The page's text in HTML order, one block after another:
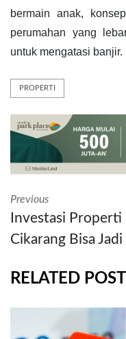
bermain anak,
perumahan yang
untuk mengatasi banjir.
PROPERTI
Previous
Investasi
Cikarang Bisa
RELATED